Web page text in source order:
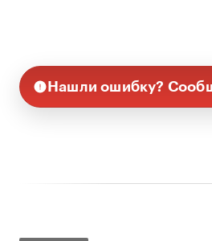
Нашли ошибку?